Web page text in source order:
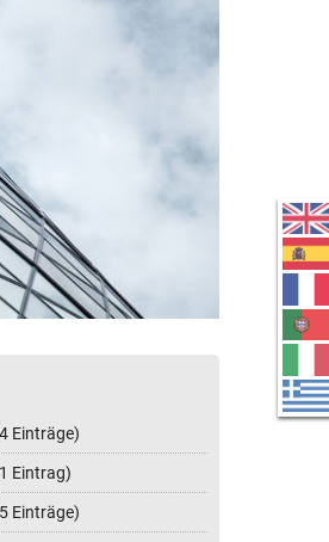
Einträge)
Eintrag)
Einträge)